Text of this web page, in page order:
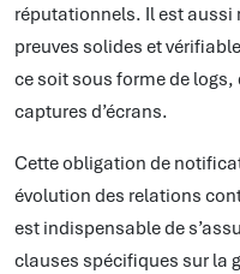
réputationnels. Il est aussi
preuves solides et
ce soit sous forme de
captures d’écrans.
Cette obligation de
évolution des relations
est indispensable de
clauses spécifiques sur la